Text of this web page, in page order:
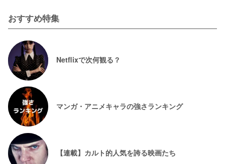
おすすめ特集
Netflixで次何観る？
マンガ・アニメキャラの強さランキング
【連載】カルト的人気を誇る映画たち